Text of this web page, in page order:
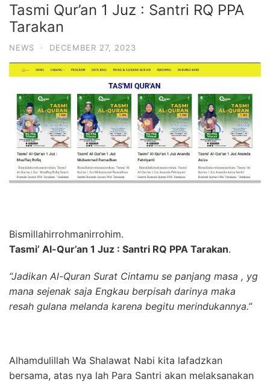
Tasmi Qur’an 1 Juz : Santri RQ PPA
Tarakan
NEWS · DECEMBER 27, 2023
Bismillahirrohmanirrohim.
Tasmi’ Al-Qur’an 1 Juz : Santri RQ PPA Tarakan.
“Jadikan Al-Quran Surat Cintamu se panjang masa , yg
mana sejenak saja Engkau berpisah darinya maka
resah gulana melanda karena begitu merindukannya.”
Alhamdulillah Wa Shalawat Nabi kita lafadzkan
bersama, atas nya lah Para Santri akan melaksanakan